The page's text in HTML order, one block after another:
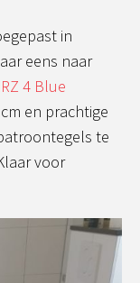
in
eens naar
4 Blue
en prachtige
te
voor